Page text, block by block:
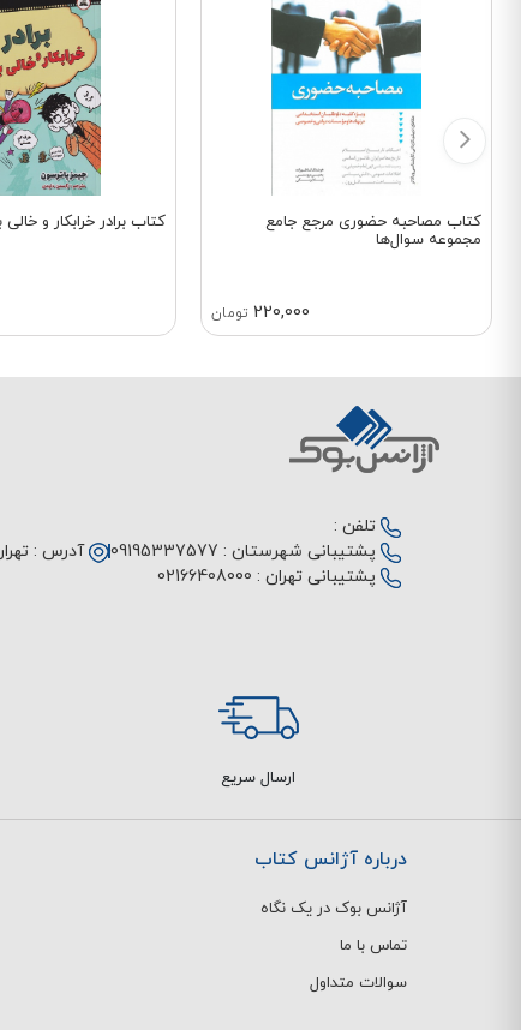
کتاب مصاحبه حضوری مرجع جامع
مجموعه سوال‌ها
220,000 تومان
کتاب برادر خرابکار و
تلفن :
پشتیبانی شهرستان : 09195337577
پشتیبانی تهران : 02166408000
آدرس :
ارسال سریع
درباره آژانس کتاب
آژانس بوک در یک نگاه
تماس با ما
سوالات متداول